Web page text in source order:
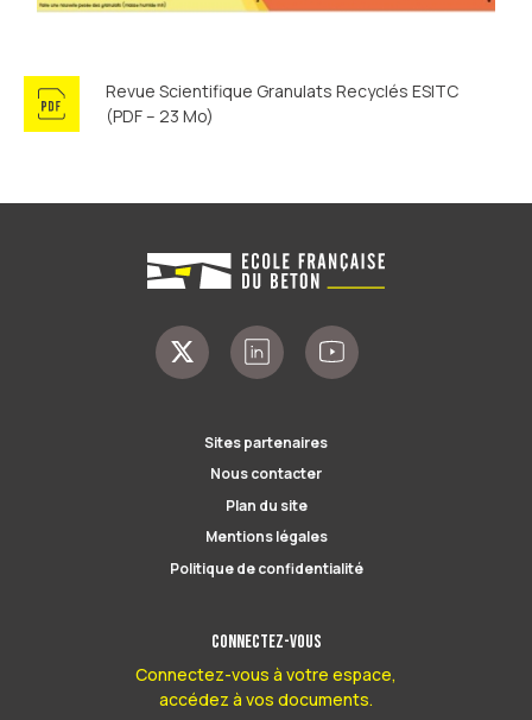
Revue Scientifique Granulats Recyclés ESITC
(PDF – 23 Mo)
Sites partenaires
Nous contacter
Plan du site
Mentions légales
Politique de confidentialité
Connectez-vous
Connectez-vous à votre espace,
accédez à vos documents.